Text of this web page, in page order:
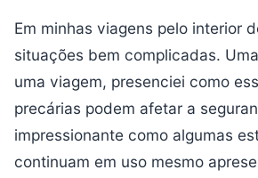
Em minhas viagens pelo interior
situações bem complicadas.
uma viagem, presenciei como
precárias podem afetar a
impressionante como algumas
continuam em uso mesmo